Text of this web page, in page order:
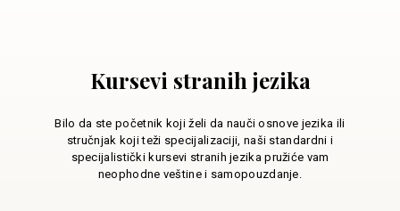
Kursevi stranih jezika
Bilo da ste početnik koji želi da nauči osnove jezika ili
stručnjak koji teži specijalizaciji, naši standardni i
specijalistički kursevi stranih jezika pružiće vam
neophodne veštine i samopouzdanje.